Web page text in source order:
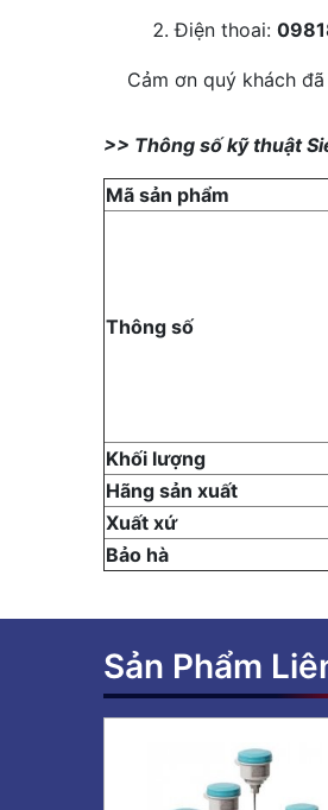
Điện thoai:
Cảm ơn quý khách
>> Thông số kỹ thuật
Mã sản phẩm
Thông số
Khối lượng
Hãng sản xuất
Xuất xứ
Bảo hà
Sản Phẩm